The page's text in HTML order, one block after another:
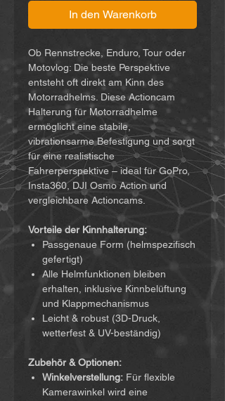
In den Warenkorb
Ob Rennstrecke, Enduro, Tour oder
Motovlog: Die beste Perspektive
entsteht oft direkt am Kinn des
Motorradhelms. Diese Actioncam
Halterung für Motorradhelme
ermöglicht eine stabile,
vibrationsarme Befestigung und sorgt
für eine realistische
Fahrerperspektive – ideal für GoPro,
Insta360, DJI Osmo Action und
vergleichbare Actioncams.
Vorteile der Kinnhalterung:
Passgenaue Form (helmspezifisch
gefertigt)
Alle Helmfunktionen bleiben
erhalten, inklusive Kinnbelüftung
und Klappmechanismus
Leicht & robust (3D-Druck,
wetterfest & UV-beständig)
Zubehör & Optionen:
Winkelverstellung: Für flexible
Kamerawinkel wird eine